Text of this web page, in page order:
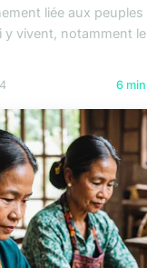
liée aux peuples
vivent, notamment
6